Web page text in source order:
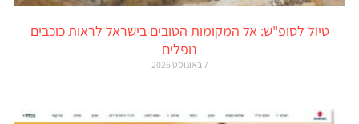
טיול לסופ"ש: אל המקומות הטובים בישראל לראות כוכבים
נופלים
7 באוגוסט 2026